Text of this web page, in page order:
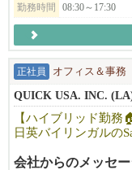
勤務時間
08:30～17:30
正社員 オフィス＆事務
QUICK USA. INC.
【ハイブリッド勤務
日英バイリンガルの
会社からのメッセ